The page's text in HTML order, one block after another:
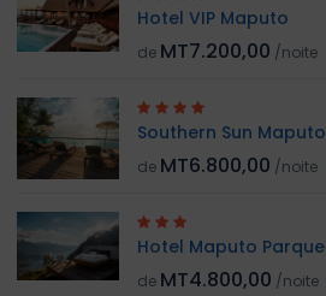
Hotel VIP Maputo
de MT7.200,00 /noite
Southern Sun Maputo
de MT6.800,00 /noite
Hotel Maputo Parque
de MT4.800,00 /noite